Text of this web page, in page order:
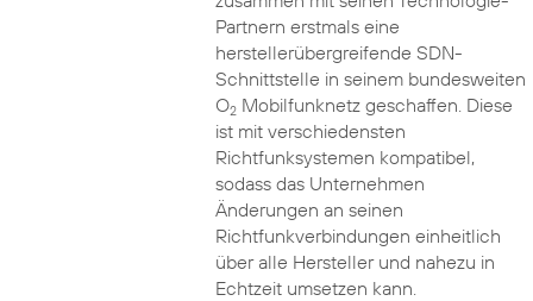
Partnern erstmals eine
herstellerübergreifende SDN-
Schnittstelle in seinem bundesweiten
O2Mobilfunknetz geschaffen. Diese
ist mit verschiedensten
Richtfunksystemen kompatibel,
sodass das Unternehmen
Änderungen an seinen
Richtfunkverbindungen einheitlich
über alle Hersteller und nahezu in
Echtzeit umsetzen kann.